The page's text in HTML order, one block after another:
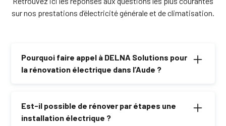
sur nos prestations d’électricité générale et de climatisation.
Pourquoi faire appel à DELNA Solutions pour
la rénovation électrique dans l’Aude ?
personnalisé, des travaux conformes aux normes et
un suivi rigoureux.
Est-il possible de rénover par étapes une
installation électrique ?